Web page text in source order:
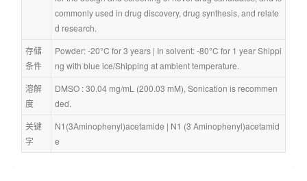
commonly used in drug discovery, drug synthesis, and relate
d research.
存储
条件
Powder: -20°C for 3 years | In solvent: -80°C for 1 year Shippi
ng with blue ice/Shipping at ambient temperature.
溶解
度
DMSO : 30.04 mg/mL (200.03 mM), Sonication is recommen
ded.
关键
字
N1(3Aminophenyl)acetamide | N1 (3 Aminophenyl)acetamid
e